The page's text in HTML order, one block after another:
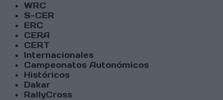
WRC
S-CER
ERC
CERA
CERT
Internacionales
Campeonatos Autonómicos
Históricos
Dakar
RallyCross